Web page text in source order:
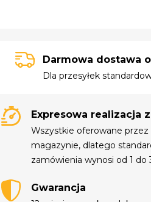
Darmowa dostawa
Dla przesyłek
Expresowa realizacja
Wszystkie oferowane
magazynie, dlatego
zamówienia wynosi od 1 do
Gwarancja